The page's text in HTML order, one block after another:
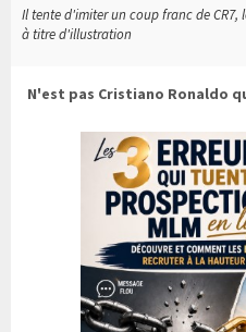
Il tente d'imiter un coup franc de
à titre d'illustration
N'est pas Cristiano Ronaldo